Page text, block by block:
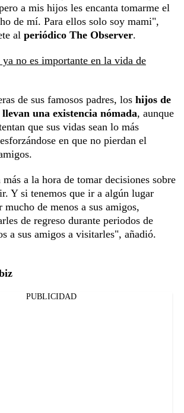
a mis hijos les encanta tomarme el
de mí. Para ellos solo soy mami",
al periódico The Observer.
no es importante en la vida de
de sus famosos padres, los hijos de
una existencia nómada, aunque
que sus vidas sean lo más
en que no pierdan el
a la hora de tomar decisiones sobre
Y si tenemos que ir a algún lugar
mucho de menos a sus amigos,
de regreso durante periodos de
a sus amigos a visitarles", añadió.
PUBLICIDAD